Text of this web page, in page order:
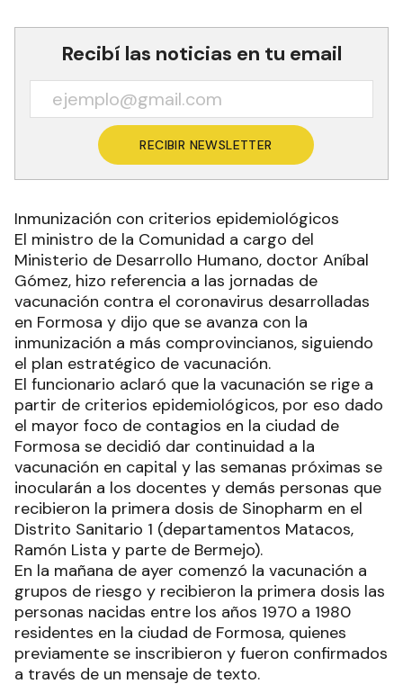
Recibí las noticias en tu email
RECIBIR NEWSLETTER
Inmunización con criterios epidemiológicos
El ministro de la Comunidad a cargo del
Ministerio de Desarrollo Humano, doctor Aníbal
Gómez, hizo referencia a las jornadas de
vacunación contra el coronavirus desarrolladas
en Formosa y dijo que se avanza con la
inmunización a más comprovincianos, siguiendo
el plan estratégico de vacunación.
El funcionario aclaró que la vacunación se rige a
partir de criterios epidemiológicos, por eso dado
el mayor foco de contagios en la ciudad de
Formosa se decidió dar continuidad a la
vacunación en capital y las semanas próximas se
inocularán a los docentes y demás personas que
recibieron la primera dosis de Sinopharm en el
Distrito Sanitario 1 (departamentos Matacos,
Ramón Lista y parte de Bermejo).
En la mañana de ayer comenzó la vacunación a
grupos de riesgo y recibieron la primera dosis las
personas nacidas entre los años 1970 a 1980
residentes en la ciudad de Formosa, quienes
previamente se inscribieron y fueron confirmados
a través de un mensaje de texto.